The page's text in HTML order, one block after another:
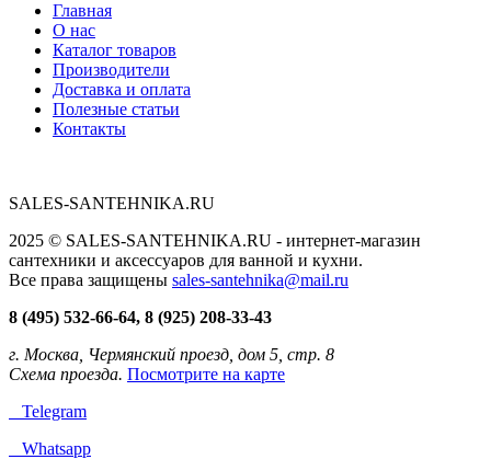
Главная
О нас
Каталог товаров
Производители
Доставка и оплата
Полезные статьи
Контакты
SALES-SANTEHNIKA.RU
2025 © SALES-SANTEHNIKA.RU - интернет-магазин
сантехники и аксессуаров для ванной и кухни.
Все права защищены sales-santehnika@mail.ru
8 (495) 532-66-64, 8 (925) 208-33-43
г. Москва, Чермянский проезд, дом 5, стр. 8
Схема проезда. Посмотрите на карте
Telegram
Whatsapp